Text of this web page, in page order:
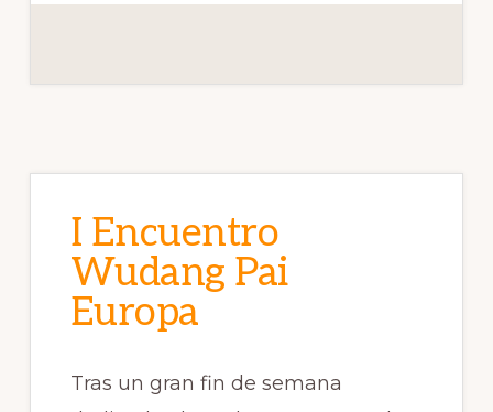
I Encuentro
Wudang Pai
Europa
Tras un gran fin de semana